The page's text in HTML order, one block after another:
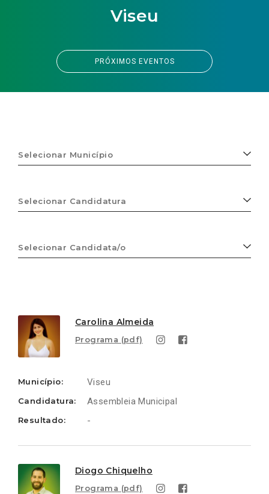
Viseu
PRÓXIMOS EVENTOS
Selecionar
Município
Selecionar
Candidatura
Selecionar
Candidata/o
Carolina Almeida
Programa (pdf)
Município: Viseu
Candidatura: Assembleia Municipal
Resultado: -
Diogo Chiquelho
Programa (pdf)